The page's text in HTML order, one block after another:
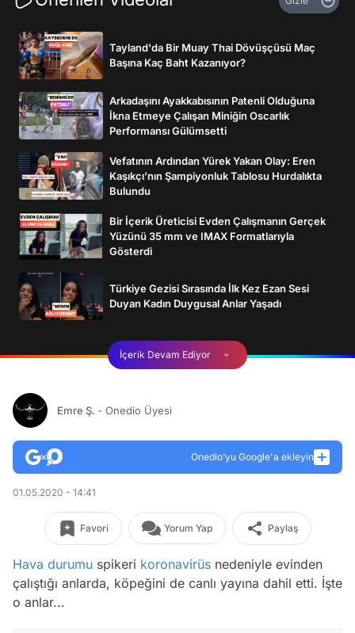
Tayland'da Bir Muay Thai Dövüşçüsü Maç
Başına Kaç Baht Kazanıyor?
Arkadaşını Ayakkabısının Patenli Olduğuna
İkna Etmeye Çalışan Miniğin Oscarlık
Performansı Gülümsetti
Vefatının Ardından Yürek Yakan Olay: Eren
Kaşıkçı’nın Şampiyonluk Tablosu Hurdalıkta
Bulundu
Bir İçerik Üreticisi Evden Çalışmanın Gerçek
Yüzünü 35 mm ve IMAX Formatlarıyla
Gösterdi
Türkiye Gezisi Sırasında İlk Kez Ezan Sesi
Duyan Kadın Duygusal Anlar Yaşadı
İçerik Devam Ediyor
Emre Ş. - Onedio Üyesi
Onedio’yu Google'a ekleyin
01.05.2020 - 14:41
Favori Yorum Yap Paylaş
Hava durumu spikeri koronavirüs nedeniyle evinden
çalıştığı anlarda, köpeğini de canlı yayına dahil etti. İşte
o anlar...